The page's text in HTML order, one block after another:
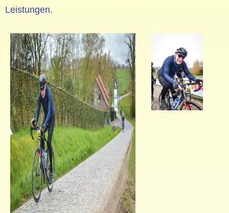
Leistungen.